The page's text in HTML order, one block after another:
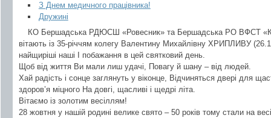
З Днем медичного працівника!
Дружині
КО Бершадська РДЮСШ «Ровесник» та Бершадська РО ВФСТ
вітають із 35-річчям колегу Валентину Михайлівну ХРИПЛИВУ
найщиріші наші І побажання в цей святковий день.
Щоб від життя Ви мали лиш удачі, Повагу й шану – від людей.
Хай радість і сонце заглянуть у віконце, Відчиняться двері для
здоров’я міцного На довгі, щасливі і щедрі літа.
Вітаємо із золотим весіллям!
28 жовтня у нашій родині велике свято – 50 років тому стали на